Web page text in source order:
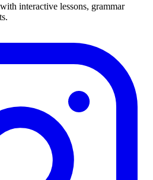
interactive lessons, grammar